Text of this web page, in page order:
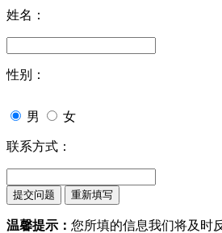
姓名：
性别：
男 女
联系方式：
温馨提示： 您所填的信息我们将及时